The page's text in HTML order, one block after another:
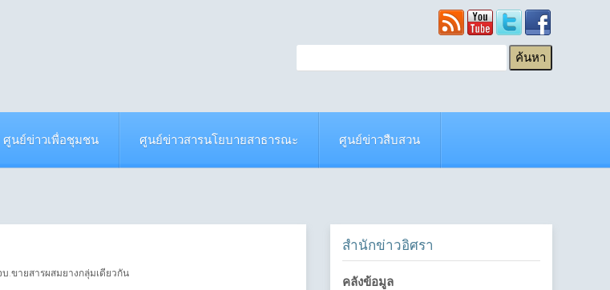
ศูนย์ข่าวเพื่อชุมชน ศูนย์ข่าวสารนโยบายสาธารณะ ศูนย์ข่าวสืบสวน
.ขายสารผสมยางกลุ่มเดียวกัน
สำนักข่าวอิศรา
คลังข้อมูล